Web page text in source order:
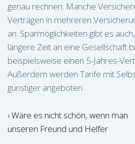
genau rechnen: Manche
Verträgen in mehreren
an. Sparmöglichkeiten gibt es
längere Zeit an eine Gesellschaft
beispielsweise einen 5-Jahres-
Außerdem werden Tarife mit
günstiger angeboten.
Beitragsnavigation
Vorheriger
Beitrag
‹ Wäre es nicht schön, wenn man
unseren Freund und Helfer